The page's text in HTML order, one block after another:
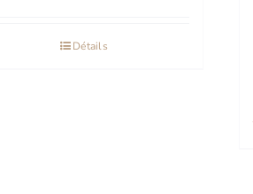
Détails